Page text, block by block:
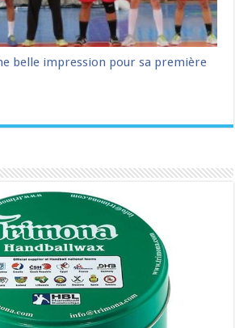
belle impression pour sa première